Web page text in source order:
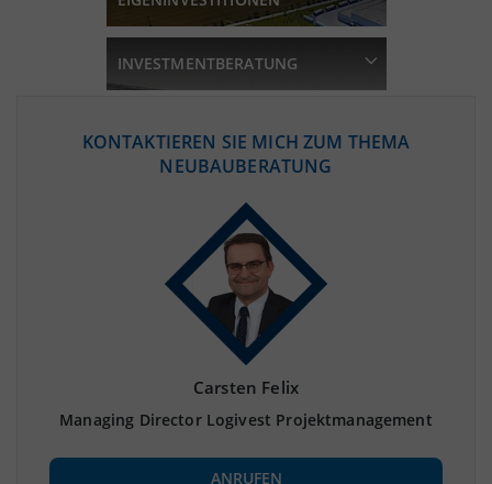
beraten Sie gerne.
INVESTMENTBERATUNG
KONTAKTIEREN SIE MICH ZUM THEMA
NEUBAUBERATUNG
Carsten Felix
Managing Director Logivest Projektmanagement
ANRUFEN